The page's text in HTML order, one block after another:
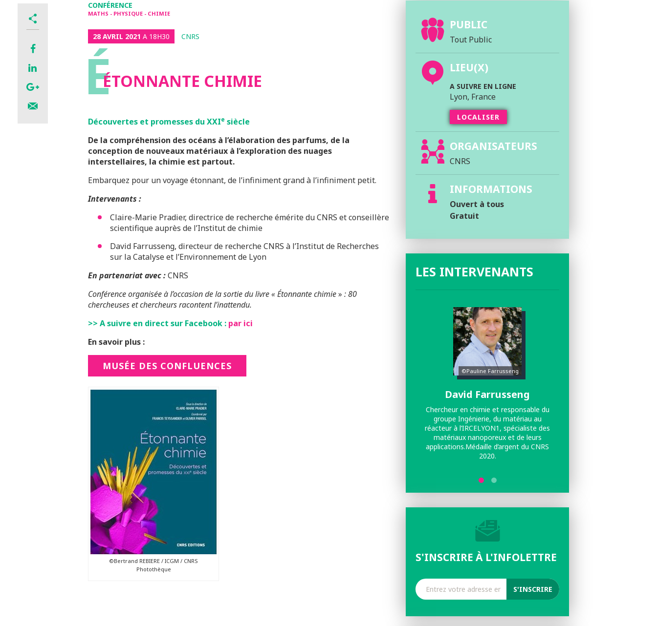
CONFÉRENCE
MATHS - PHYSIQUE - CHIMIE
28 AVRIL 2021 A 18H30 CNRS
ÉÉTONNANTE CHIMIE
Découvertes et promesses du XXIe siècle
De la compréhension des océans à l’élaboration des parfums, de la
conception de nouveaux matériaux à l’exploration des nuages
interstellaires, la chimie est partout.
Embarquez pour un voyage étonnant, de l’infiniment grand à l’infiniment petit.
Intervenants :
Claire-Marie Pradier, directrice de recherche émérite du CNRS et conseillère
scientifique auprès de l’Institut de chimie
David Farrusseng, directeur de recherche CNRS à l’Institut de Recherches
sur la Catalyse et l’Environnement de Lyon
En partenariat avec :CNRS
Conférence organisée à l’occasion de la sortie du livre « Étonnante chimie» : 80
chercheuses et chercheurs racontent l’inattendu.
>> A suivre en direct sur Facebook : par ici
En savoir plus :
MUSÉE DES CONFLUENCES
©Bertrand REBIERE / ICGM / CNRS
Photothèque
PUBLIC
Tout Public
LIEU(X)
A SUIVRE EN LIGNE
Lyon, France
LOCALISER
ORGANISATEURS
CNRS
INFORMATIONS
Ouvert à tous
Gratuit
LES INTERVENANTS
©Pauline Farrusseng
David Farrusseng
Chercheur en chimie et responsable du
groupe Ingénierie, du matériau au
réacteur à l’IRCELYON1, spécialiste des
matériaux nanoporeux et de leurs
applications.Médaille d’argent du CNRS
2020.
S'INSCRIRE À L'INFOLETTRE